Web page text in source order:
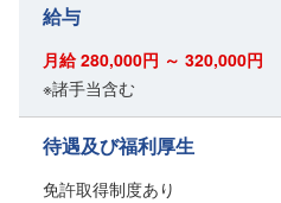
給与
月給 280,000円 ～ 320,000円
※諸手当含む
待遇及び福利厚生
免許取得制度あり